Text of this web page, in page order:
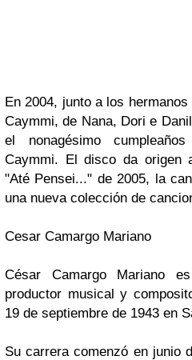
En 2004, junto a los hermanos
Caymmi, de Nana, Dori e
el nonagésimo
Caymmi. El disco da origen
"Até Pensei..." de 2005, la
una nueva colección de
Cesar Camargo Mariano
César Camargo Mariano es
productor musical y
19 de septiembre de 1943 en
Su carrera comenzó en junio